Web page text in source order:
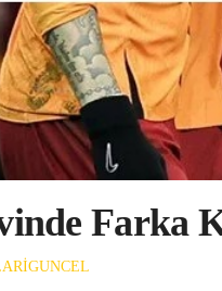
Farka